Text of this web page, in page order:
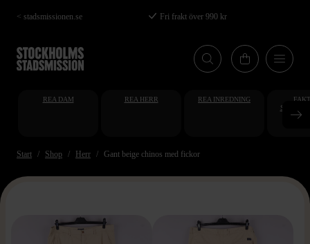
Hoppa
till
huvudinnehåll
< stadsmissionen.se Fri frakt över 990 kr
REA DAM REA HERR REA INREDNING
Start Shop Herr Gant beige chinos med fickor